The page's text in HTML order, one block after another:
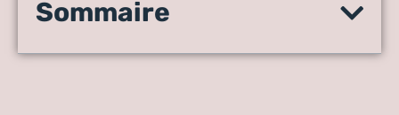
Google, dotée d’une
sur le marché
Sommaire